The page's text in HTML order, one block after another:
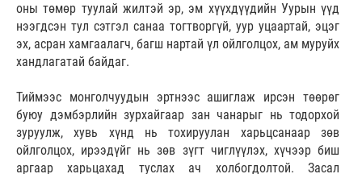
оны төмөр туулай жилтэй эр, эм хүүхдүүдийн Уурын үүд
нээгдсэн тул сэтгэл санаа тогтворгүй, уур уцаартай, эцэг
эх, асран хамгаалагч, багш нартай үл ойлголцох, ам муруйх
хандлагатай байдаг.
Тиймээс монголчуудын эртнээс ашиглаж ирсэн төөрөг
буюу дэмбэрлийн зурхайгаар зан чанарыг нь тодорхой
зуруулж, хувь хүнд нь тохируулан харьцсанаар зөв
ойлголцох, ирээдүйг нь зөв зүгт чиглүүлэх, хүчээр биш
аргаар харьцахад туслах ач холбогдолтой. Засал